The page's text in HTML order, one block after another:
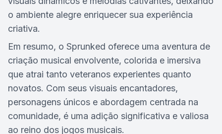
o ambiente alegre enriquecer sua experiência
criativa.
Em resumo, o Sprunked oferece uma aventura de
criação musical envolvente, colorida e imersiva
que atrai tanto veteranos experientes quanto
novatos. Com seus visuais encantadores,
personagens únicos e abordagem centrada na
comunidade, é uma adição significativa e valiosa
ao reino dos jogos musicais.